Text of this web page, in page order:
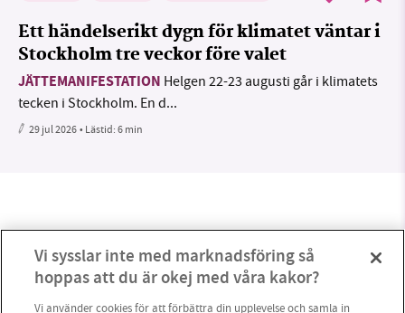
Ett händelserikt dygn för klimatet väntar i
Stockholm tre veckor före valet
JÄTTEMANIFESTATION Helgen 22-23 augusti går i klimatets
tecken i Stockholm. En d...
29 jul 2026• Lästid:6 min
Vi sysslar inte med marknadsföring så
hoppas att du är okej med våra kakor?
Vi använder cookies för att förbättra din upplevelse och samla in